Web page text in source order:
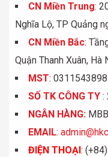
CN Miền Trung:
Nghĩa Lộ, TP Quảng
CN Miền Bắc:
Quận Thanh Xuân, Hà
MST: 0311543898
SỐ TK CÔNG TY :
NGÂN HÀNG:
EMAIL:
ĐIỆN THOẠI: